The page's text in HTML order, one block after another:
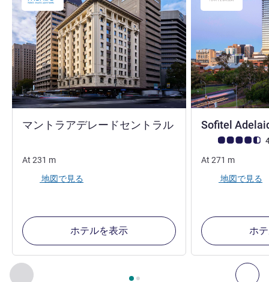
前に戻る - 周辺の他の施設 次
2ページ中 , 周辺の他の施設 1 :, 周辺の他の施設 2
マントラアデレードセントラル4 つ星
At 231 m
地図で見る
ホテルを表示
Sofitel
お客さまの声 (
At 271 m
地図で見る
ホ